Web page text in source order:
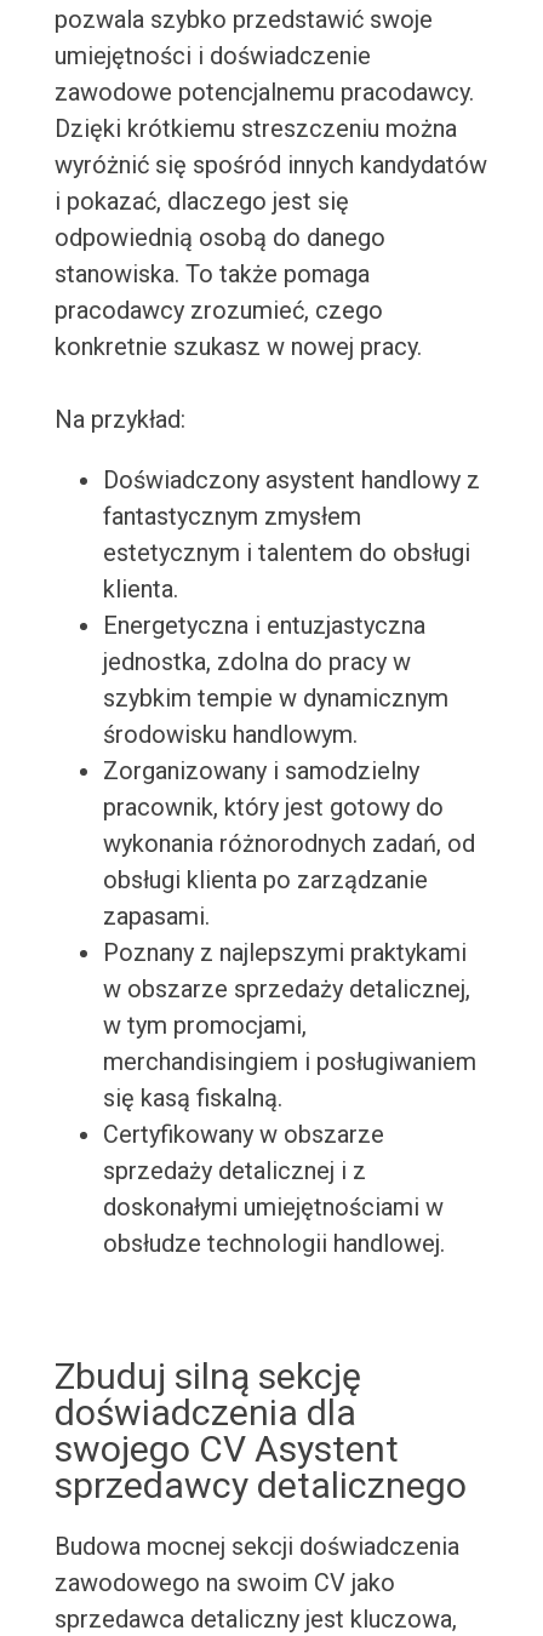
pozwala szybko przedstawić swoje
umiejętności i doświadczenie
zawodowe potencjalnemu pracodawcy.
Dzięki krótkiemu streszczeniu można
wyróżnić się spośród innych kandydatów
i pokazać, dlaczego jest się
odpowiednią osobą do danego
stanowiska. To także pomaga
pracodawcy zrozumieć, czego
konkretnie szukasz w nowej pracy.
Na przykład:
Doświadczony asystent handlowy z
fantastycznym zmysłem
estetycznym i talentem do obsługi
klienta.
Energetyczna i entuzjastyczna
jednostka, zdolna do pracy w
szybkim tempie w dynamicznym
środowisku handlowym.
Zorganizowany i samodzielny
pracownik, który jest gotowy do
wykonania różnorodnych zadań, od
obsługi klienta po zarządzanie
zapasami.
Poznany z najlepszymi praktykami
w obszarze sprzedaży detalicznej,
w tym promocjami,
merchandisingiem i posługiwaniem
się kasą fiskalną.
Certyfikowany w obszarze
sprzedaży detalicznej i z
doskonałymi umiejętnościami w
obsłudze technologii handlowej.
Zbuduj silną sekcję
doświadczenia dla
swojego CV Asystent
sprzedawcy detalicznego
Budowa mocnej sekcji doświadczenia
zawodowego na swoim CV jako
sprzedawca detaliczny jest kluczowa,